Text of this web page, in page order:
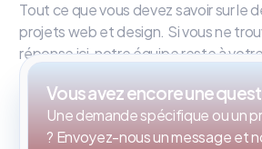
Tout ce que vous devez savoir sur le
projets web et design. Si vous ne
réponse ici, notre équipe reste à
Vous avez encore une
Une demande spécifique ou un
? Envoyez-nous un message et